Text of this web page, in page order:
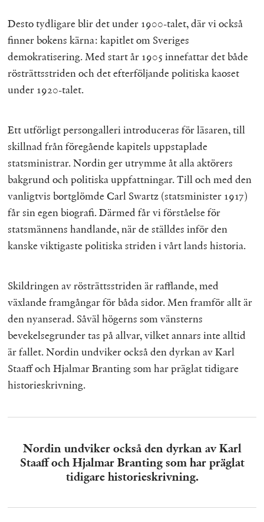
Desto tydligare blir det under 1900-talet, där vi också
finner bokens kärna: kapitlet om Sveriges
demokratisering. Med start år 1905 innefattar det både
rösträttsstriden och det efterföljande politiska kaoset
under 1920-talet.
Ett utförligt persongalleri introduceras för läsaren, till
skillnad från föregående kapitels uppstaplade
statsministrar. Nordin ger utrymme åt alla aktörers
bakgrund och politiska uppfattningar. Till och med den
vanligtvis bortglömde Carl Swartz (statsminister 1917)
får sin egen biografi. Därmed får vi förståelse för
statsmännens handlande,när de ställdes inför den
kanske viktigaste politiska striden i vårt lands historia.
Skildringen av rösträttsstriden är rafflande, med
växlande framgångar för båda sidor. Men framför allt är
den nyanserad. Såväl högerns som vänsterns
bevekelsegrunder tas på allvar, vilket annars inte alltid
är fallet. Nordin undviker också den dyrkan av Karl
Staaff och Hjalmar Branting som har präglat tidigare
historieskrivning.
Nordin undviker också den dyrkan av Karl
Staaff och Hjalmar Branting som har präglat
tidigare historieskrivning.